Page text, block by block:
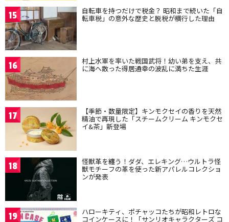
15 自転車を持つだけで税金？ 昭和まで続いた「自
転車税」の意外な歴史と脱税が横行した理由
16 村上水軍を率いた戦国武将！幼い弟を支え、共
に海へ散った得居通幸の波乱に満ちた生涯
17 【季節・数量限定】キンモクセイの香りを天然
精油で再現した「スチームクリーム キンモクセ
イ&茶」新登場
18 怪獣革を纏う！ダダ、エレキング…ウルトラ怪
獣モチーフの革を使った新アパレルコレクショ
ンが発表
19 ハローキティ、ポチャッコたちが昭和レトロな
コインケースに！「サンリオキャラクターズ コ